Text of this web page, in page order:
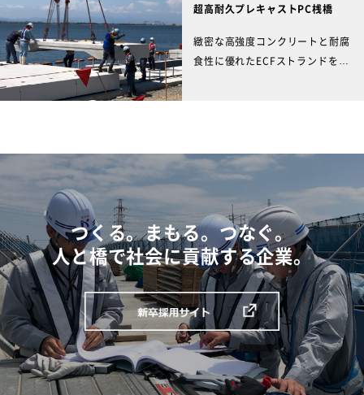
超高耐久プレキャストPC桟橋
緻密な高強度コンクリートと耐腐
食性に優れたECFストランドを組
つくる。まもる。つなぐ。
人と橋で社会に貢献する企業。